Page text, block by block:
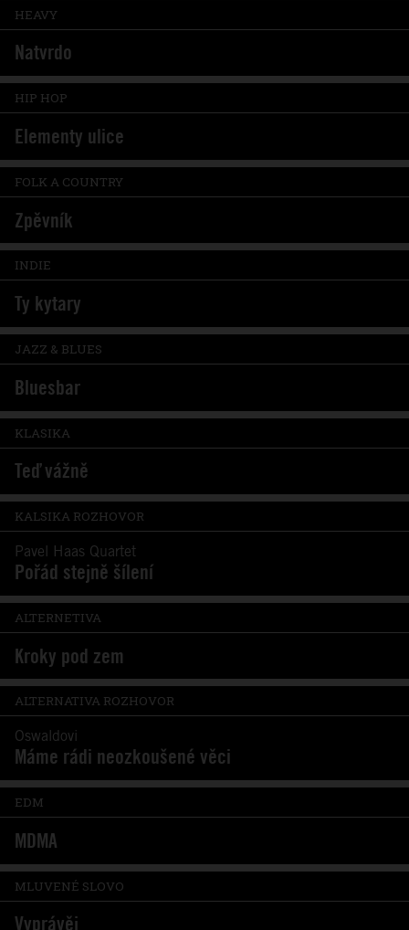
HEAVY
Natvrdo
HIP HOP
Elementy ulice
FOLK A COUNTRY
Zpěvník
INDIE
Ty kytary
JAZZ & BLUES
Bluesbar
KLASIKA
Teď vážně
KALSIKA ROZHOVOR
Pavel Haas Quartet
Pořád stejně šílení
ALTERNETIVA
Kroky pod zem
ALTERNATIVA ROZHOVOR
Oswaldovi
Máme rádi neozkoušené věci
EDM
MDMA
MLUVENÉ SLOVO
Vyprávěj